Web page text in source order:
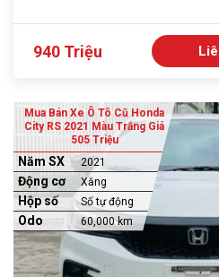
940 Triệu
Mua Bán Xe Ô Tô Cũ Honda
City RS 2021 Màu Trắng Giá
505 Triệu
Năm SX 2021
Động cơ Xăng
Hộp số Số tự động
Odo 60,000 km